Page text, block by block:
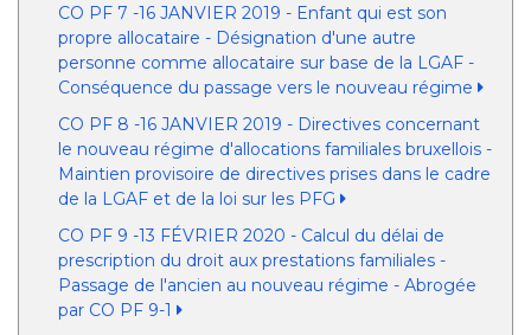
CO PF 7 -16 JANVIER 2019 - Enfant qui est son
propre allocataire - Désignation d'une autre
personne comme allocataire sur base de la LGAF -
Conséquence du passage vers le nouveau régime
CO PF 8 -16 JANVIER 2019 - Directives concernant
le nouveau régime d'allocations familiales bruxellois -
Maintien provisoire de directives prises dans le cadre
de la LGAF et de la loi sur les PFG
CO PF 9 -13 FÉVRIER 2020 - Calcul du délai de
prescription du droit aux prestations familiales -
Passage de l'ancien au nouveau régime - Abrogée
par CO PF 9-1